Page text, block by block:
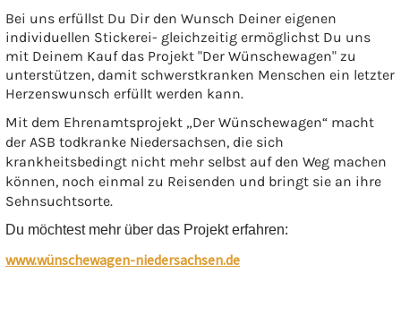
Bei uns erfüllst Du Dir den Wunsch Deiner eigenen
individuellen Stickerei- gleichzeitig ermöglichst Du uns
mit Deinem Kauf das Projekt "Der Wünschewagen" zu
unterstützen, damit schwerstkranken Menschen ein letzter
Herzenswunsch erfüllt werden kann.
Mit dem Ehrenamtsprojekt „Der Wünschewagen“ macht
der ASB todkranke Niedersachsen, die sich
krankheitsbedingt nicht mehr selbst auf den Weg machen
können, noch einmal zu Reisenden und bringt sie an ihre
Sehnsuchtsorte.
Du möchtest mehr über das Projekt erfahren:
www.wünschewagen-niedersachsen.de